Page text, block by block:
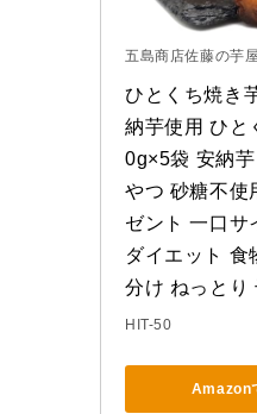
五島商店佐藤の芋屋
ひとくち焼き
納芋使用 ひと
0g×5袋 安納
やつ 砂糖不使
ゼント 一口サ
ダイエット 食
分け ねっとり
HIT-50
Amazon